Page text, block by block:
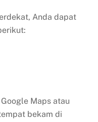
Anda dapat
Maps atau
bekam di